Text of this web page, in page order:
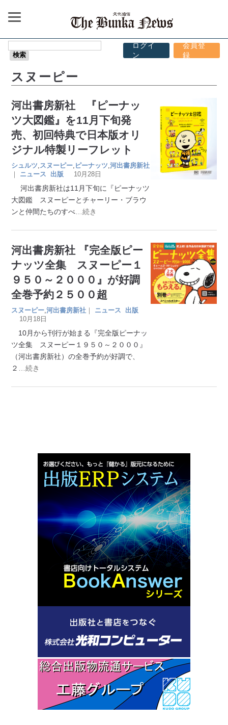
ログイ
ン
会員登
録
スヌーピー
河出書房新社 『ピーナッ
ツ大図鑑』を11月下旬発
売、初回特典で日本版オリ
ジナル特製リーフレット
シュルツ スヌーピー ピーナッツ ,河出書房新社
｜
ニュース 出版 10月28日
河出書房新社は11月下旬に『ピーナッツ
大図鑑 スヌーピーとチャーリー・ブラウ
ンと仲間たちのすべ …続き
河出書房新社 『完全版ピー
ナッツ全集 スヌーピー１
９５０～２０００』が好調
全巻予約２５００超
スヌーピー ,河出書房新社 ｜ ニュース
出版
10月18日
10月から刊行が始まる『完全版ピーナッ
ツ全集 スヌーピー１９５０～２０００』
（河出書房新社）の全巻予約が好調で、
２
…続き